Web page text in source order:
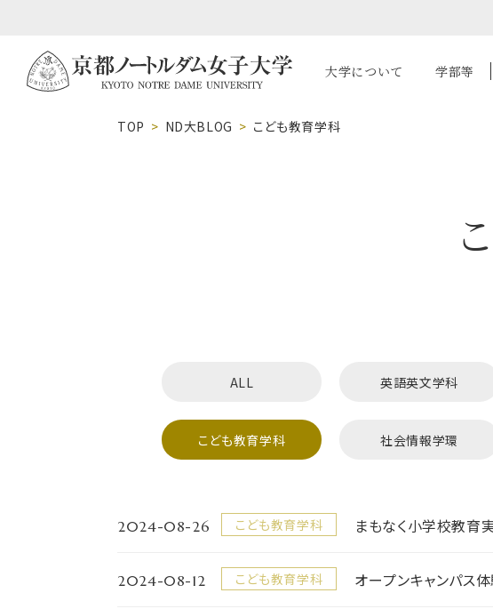
大学について 学部等
TOP ND大BLOG こども教育学科
ALL 英語英文学科
こども教育学科 社会情報学環
2024-08-26 こども教育学科 まもなく小学校教育
2024-08-12 こども教育学科 オープンキャンパス